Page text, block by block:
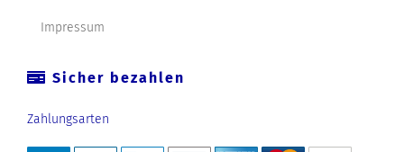
Impressum
Sicher bezahlen
Zahlungsarten